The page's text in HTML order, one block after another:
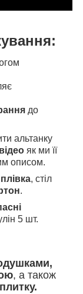
до
альтанку
як ми її
описом.
плівка, стіл
.
5 шт.
, а також